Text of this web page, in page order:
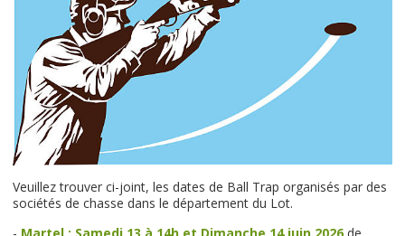
Veuillez trouver ci-joint, les dates de Ball Trap organisés par des
sociétés de chasse dans le département du Lot.